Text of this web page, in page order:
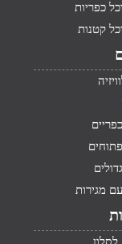
כפריות
קטנות
פתוחים
עם מגירות